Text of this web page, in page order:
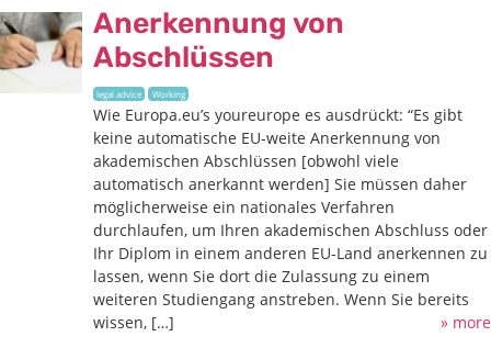
Anerkennung von
Abschlüssen
legal advice Working
Wie Europa.eu’s youreurope es ausdrückt: “Es gibt
keine automatische EU-weite Anerkennung von
akademischen Abschlüssen [obwohl viele
automatisch anerkannt werden] Sie müssen daher
möglicherweise ein nationales Verfahren
durchlaufen, um Ihren akademischen Abschluss oder
Ihr Diplom in einem anderen EU-Land anerkennen zu
lassen, wenn Sie dort die Zulassung zu einem
weiteren Studiengang anstreben. Wenn Sie bereits
wissen, […]
» more